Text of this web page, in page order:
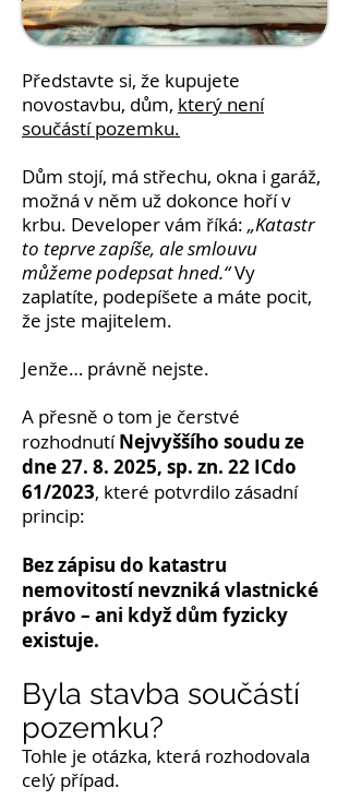
Představte si, že kupujete
novostavbu, dům, který není
součástí pozemku.
Dům stojí, má střechu, okna i garáž,
možná v něm už dokonce hoří v
krbu. Developer vám říká:„Katastr
to teprve zapíše, ale smlouvu
můžeme podepsat hned.“Vy
zaplatíte, podepíšete a máte pocit,
že jste majitelem.
Jenže… právně nejste.
A přesně o tom je čerstvé
rozhodnutíNejvyššího soudu ze
dne27. 8. 2025, sp. zn. 22 ICdo
61/2023, které potvrdilo zásadní
princip:
Bez zápisu do katastru
nemovitostí nevzniká vlastnické
právo – ani když dům fyzicky
existuje.
Byla stavba součástí
pozemku?
Tohle je otázka, která rozhodovala
celý případ.